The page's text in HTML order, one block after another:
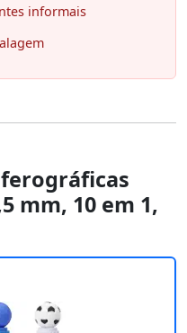
informais
mm, 10 em 1,